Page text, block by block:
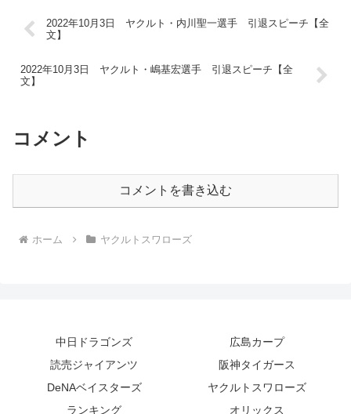
2022年10月3日 ヤクルト・内川聖一選手 引退スピーチ【全
文】
2022年10月3日 ヤクルト・嶋基宏選手 引退スピーチ【全
文】
コメント
コメントを書き込む
ホーム ヤクルトスワローズ
中日ドラゴンズ
広島カープ
読売ジャイアンツ
阪神タイガース
DeNAベイスターズ
ヤクルトスワローズ
ランキング
オリックス